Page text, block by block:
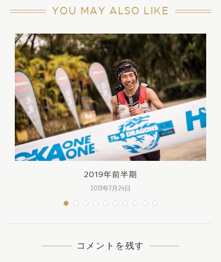
YOU MAY ALSO LIKE
2019年前半期
2019年7月24日
コメントを残す